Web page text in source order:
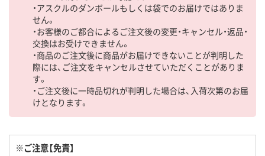
・アスクルのダンボールもしくは袋でのお届けではありま
せん。
・お客様のご都合によるご注文後の変更・キャンセル・返品・
交換はお受けできません。
・商品のご注文後に商品がお届けできないことが判明した
際には、ご注文をキャンセルさせていただくことがありま
す。
・ご注文後に一時品切れが判明した場合は、入荷次第のお届
けとなります。
※ご注意【免責】